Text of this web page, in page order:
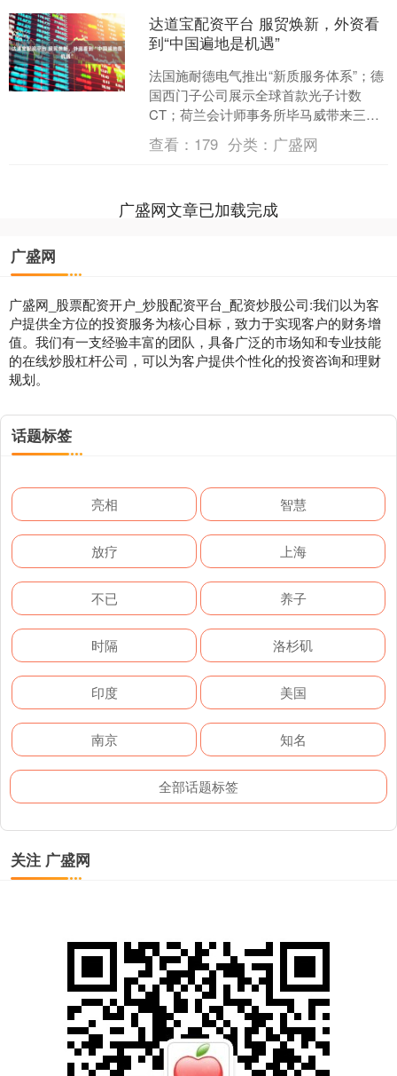
达道宝配资平台 服贸焕新，外资看
到“中国遍地是机遇”
法国施耐德电气推出“新质服务体系”；德
国西门子公司展示全球首款光子计数
CT；荷兰会计师事务所毕马威带来三份
首发报告成果……在14日闭幕的2025年
中国国际服务贸....
查看： 179 分类： 广盛网
广盛网文章已加载完成
广盛网
广盛网_股票配资开户_炒股配资平台_配资炒股公司:我们以为客
户提供全方位的投资服务为核心目标，致力于实现客户的财务增
值。我们有一支经验丰富的团队，具备广泛的市场知和专业技能
的在线炒股杠杆公司，可以为客户提供个性化的投资咨询和理财
规划。
话题标签
亮相 智慧
放疗 上海
不已 养子
时隔 洛杉矶
印度 美国
南京 知名
全部话题标签
关注 广盛网